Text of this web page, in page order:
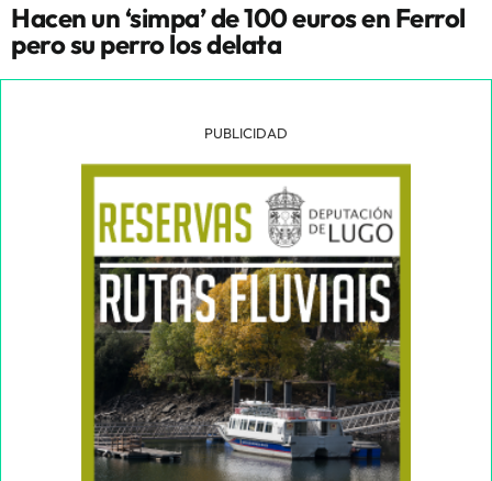
Hacen un ‘simpa’ de 100 euros en Ferrol
pero su perro los delata
PUBLICIDAD